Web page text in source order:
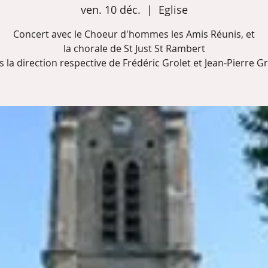
ven. 10 déc.
  |
Eglise
Concert avec le Choeur d'hommes les Amis Réunis, et
la chorale de St Just St Rambert
la direction respective de Frédéric Grolet et Jean-Pierre